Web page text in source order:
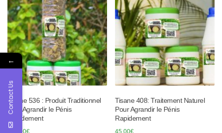
Tisane 536 : Produit Traditionnel
pour Agrandir le Pénis
Rapidement
300.00€
Tisane 408: Traitement Naturel
Pour Agrandir le Pénis
Rapidement
45.00€
←
Contact Us